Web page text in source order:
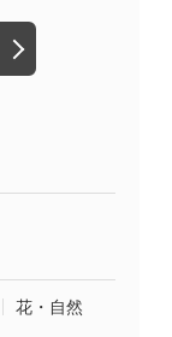
花・自然